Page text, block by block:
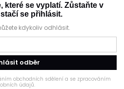
které se vyplatí. Zůstaňte v
se přihlásit.
kdykoliv odhlásit.
odběr
obchodních sdělení a se zpracováním
údajů.